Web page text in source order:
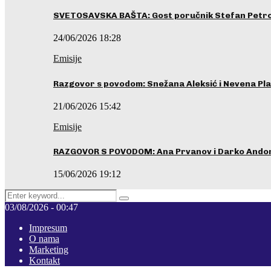
SVETOSAVSKA BAŠTA: Gost poručnik Stefan
24/06/2026 18:28
Emisije
Razgovor s povodom: Snežana Aleksić i Nevena
21/06/2026 15:42
Emisije
RAZGOVOR S POVODOM: Ana Prvanov i Darko
15/06/2026 19:12
Search
for:
Pretraga
03/08/2026 - 00:47
Impresum
O nama
Marketing
Kontakt